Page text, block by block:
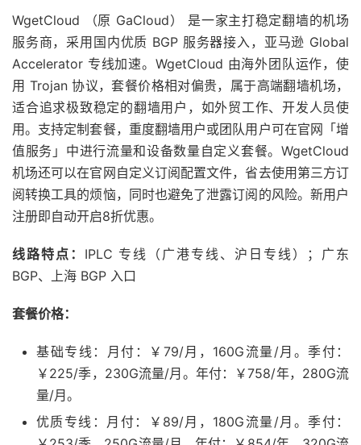
WgetCloud （原 GaCloud） 是一家主打稳定翻墙的机场
服务商，采用国内优质 BGP 服务器接入，亚马逊 Global
Accelerator 专线加速。WgetCloud 由海外团队运作，使
用 Trojan 协议，套餐价格相对偏贵，属于高端翻墙机场，
适合追求极致稳定的翻墙用户，如外贸工作、开发人员使
用。支持定制套餐，重度翻墙用户或团队用户可在官网「增
值服务」中进行流量和设备数量自定义套餐。WgetCloud
机场还可以在官网自定义订阅配置文件，省去使用第三方订
阅转换工具的烦恼，同时也避免了泄露订阅的风险。新用户
注册即自动开启8折优惠。
线路特点： IPLC 专线（广港专线、沪日专线）；广东
BGP、上海 BGP 入口
套餐价格：
基础专线：月付：￥79/月，160G流量/月。季付：
￥225/季，230G流量/月。年付：￥758/年，280G流
量/月。
优质专线：月付：￥89/月，180G流量/月。季付：